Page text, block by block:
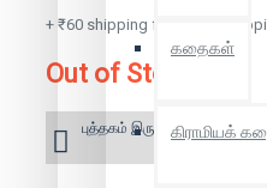
கதைகள்
கிராமியக்
+ ₹60 shipping fee* (Free
Out of Stock
புத்தகம் இருப்பில் இல்லை